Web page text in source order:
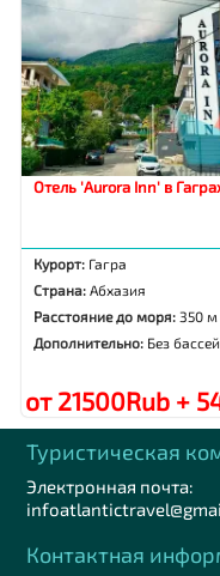
Отель 'Aurora Inn' в
Курорт: Гагра
Страна:Абхазия
Расстояние до моря: 350 м
Дополнительно: Без
от 21500Rub +
Туристическая
Электронная почта:
Контактная